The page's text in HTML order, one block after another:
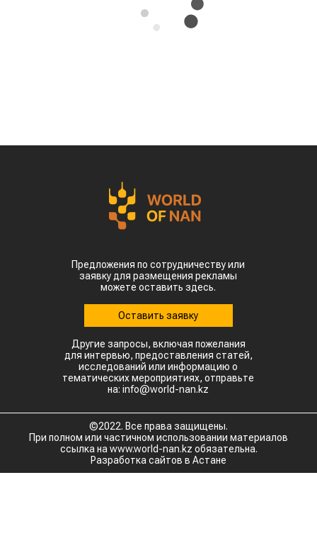
Предложения по сотрудничеству или
заявку для размещения рекламы
можете оставить здесь.
Оставить заявку
Другие запросы, включая пожелания
для интервью, предоставления статей,
исследований или информацию о
тематических мероприятиях, отправьте
на: info@world-nan.kz
©2022. Все права защищены.
При полном или частичном использовании материалов
ссылка на www.world-nan.kz обязательна.
Разработка сайтов в Астане